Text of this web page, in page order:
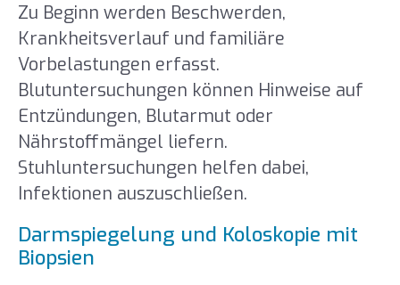
Zu Beginn werden Beschwerden,
Krankheitsverlauf und familiäre
Vorbelastungen erfasst.
Blutuntersuchungen können Hinweise auf
Entzündungen, Blutarmut oder
Nährstoffmängel liefern.
Stuhluntersuchungen helfen dabei,
Infektionen auszuschließen.
Darmspiegelung und Koloskopie mit
Biopsien